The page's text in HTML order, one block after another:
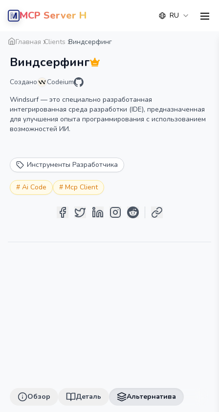
MCP Server Hub RU
Главная Clients Виндсерфинг
Виндсерфинг
Создано
Codeium
Windsurf — это специально разработанная
интегрированная среда разработки (IDE), предназначенная
для улучшения опыта программирования с использованием
возможностей ИИ.
Инструменты Разработчика
# Ai Code # Mcp Client
Обзор Деталь
Обзор Деталь Альтернатива